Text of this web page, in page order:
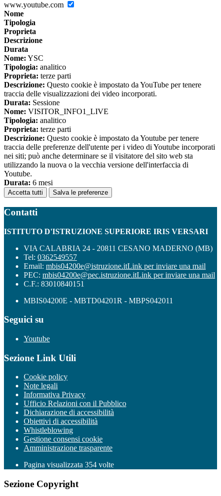
www.youtube.com
Nome
Tipologia
Proprieta
Descrizione
Durata
Nome: YSC
Tipologia: analitico
Proprieta: terze parti
Descrizione: Questo cookie è impostato da YouTube per tenere
traccia delle visualizzazioni dei video incorporati.
Durata: Sessione
Nome: VISITOR_INFO1_LIVE
Tipologia: analitico
Proprieta: terze parti
Descrizione: Questo cookie è impostato da Youtube per tenere
traccia delle preferenze dell'utente per i video di Youtube incorporati
nei siti; può anche determinare se il visitatore del sito web sta
utilizzando la nuova o la vecchia versione dell'interfaccia di
Youtube.
Durata: 6 mesi
Accetta tutti Salva le preferenze
Contatti
ISTITUTO D'ISTRUZIONE SUPERIORE IRIS VERSARI
VIA CALABRIA 24 - 20811 CESANO MADERNO (MB)
Tel: 0362549557
Email: mbis04200e@istruzione.itLink per inviare una mail
PEC: mbis04200e@pec.istruzione.itLink per inviare una mail
C.F.: 83010840151
MBIS04200E - MBTD04201R - MBPS042011
Seguici su
Youtube
Sezione Link Utili
Cookie policy
Note legali
Informativa Privacy
Ufficio Relazioni con il Pubblico
Dichiarazione di accessibilità
Obiettivi di accessibilità
Whistleblowing
Gestione consensi cookie
Amministrazione trasparente
Pagina visualizzata 354 volte
Sezione Copyright